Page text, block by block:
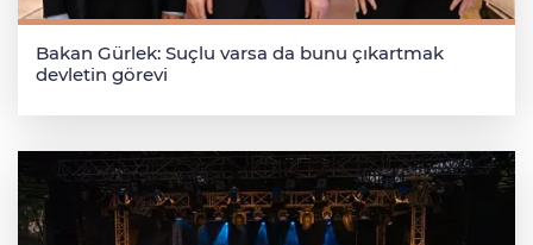
Bakan Gürlek: Suçlu varsa da bunu çıkartmak
devletin görevi